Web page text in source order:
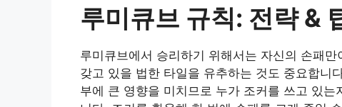
루미큐브 규칙: 전략 &
루미큐브에서 승리하기 위해서는 자신의 손패
갖고 있을 법한 타일을 유추하는 것도 중요합니
부에 큰 영향을 미치므로 누가 조커를 쓰고 있